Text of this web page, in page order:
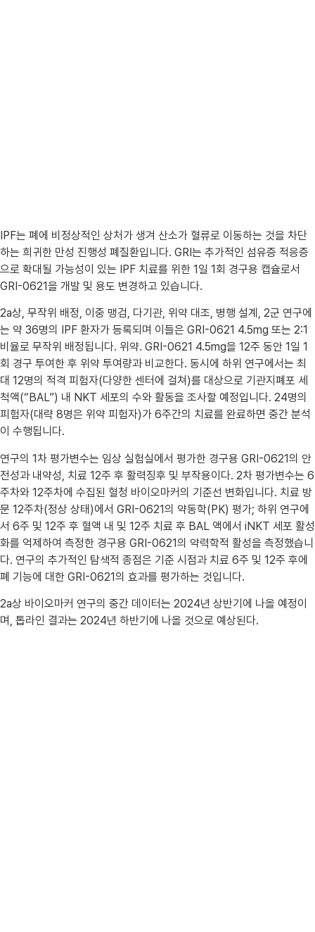
IPF는 폐에 비정상적인 상처가 생겨 산소가 혈류로 이동하는 것을 차단
하는 희귀한 만성 진행성 폐질환입니다. GRI는 추가적인 섬유증 적응증
으로 확대될 가능성이 있는 IPF 치료를 위한 1일 1회 경구용 캡슐로서
GRI-0621을 개발 및 용도 변경하고 있습니다.
2a상, 무작위 배정, 이중 맹검, 다기관, 위약 대조, 병행 설계, 2군 연구에
는 약 36명의 IPF 환자가 등록되며 이들은 GRI-0621 4.5mg 또는 2:1
비율로 무작위 배정됩니다. 위약. GRI-0621 4.5mg을 12주 동안 1일 1
회 경구 투여한 후 위약 투여량과 비교한다. 동시에 하위 연구에서는 최
대 12명의 적격 피험자(다양한 센터에 걸쳐)를 대상으로 기관지폐포 세
척액(“BAL”) 내 NKT 세포의 수와 활동을 조사할 예정입니다. 24명의
피험자(대략 8명은 위약 피험자)가 6주간의 치료를 완료하면 중간 분석
이 수행됩니다.
연구의 1차 평가변수는 임상 실험실에서 평가한 경구용 GRI-0621의 안
전성과 내약성, 치료 12주 후 활력징후 및 부작용이다. 2차 평가변수는 6
주차와 12주차에 수집된 혈청 바이오마커의 기준선 변화입니다. 치료 방
문 12주차(정상 상태)에서 GRI-0621의 약동학(PK) 평가; 하위 연구에
서 6주 및 12주 후 혈액 내 및 12주 치료 후 BAL 액에서 iNKT 세포 활성
화를 억제하여 측정한 경구용 GRI-0621의 약력학적 활성을 측정했습니
다. 연구의 추가적인 탐색적 종점은 기준 시점과 치료 6주 및 12주 후에
폐 기능에 대한 GRI-0621의 효과를 평가하는 것입니다.
2a상 바이오마커 연구의 중간 데이터는 2024년 상반기에 나올 예정이
며, 톱라인 결과는 2024년 하반기에 나올 것으로 예상된다.